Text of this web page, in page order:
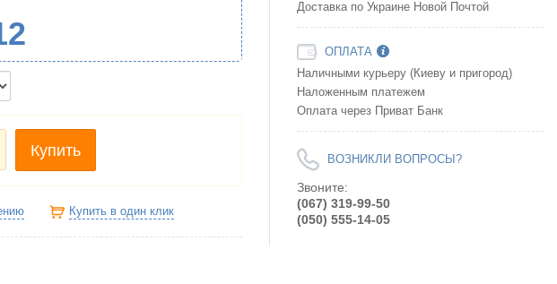
Купить
Купить в один клик
Доставка по Украине Новой Почтой
ОПЛАТА
Наличными курьеру (Киеву и пригород)
Наложенным платежем
Оплата через Приват Банк
ВОЗНИКЛИ ВОПРОСЫ?
Звоните:
(067) 319-99-50
(050) 555-14-05